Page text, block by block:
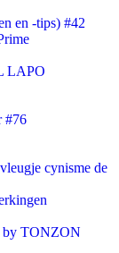
en -tips) #42
LAPO
#76
cynisme de
by TONZON